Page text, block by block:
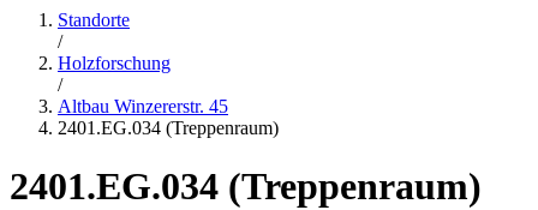
Standorte
/
Holzforschung
/
Altbau Winzererstr. 45
2401.EG.034 (Treppenraum)
2401.EG.034 (Treppenraum)